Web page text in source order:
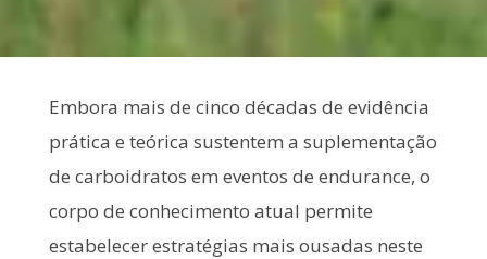
Embora mais de cinco décadas de evidência
prática e teórica sustentem a suplementação
de carboidratos em eventos de endurance, o
corpo de conhecimento atual permite
estabelecer estratégias mais ousadas neste